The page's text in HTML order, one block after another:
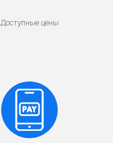
Доступные цены